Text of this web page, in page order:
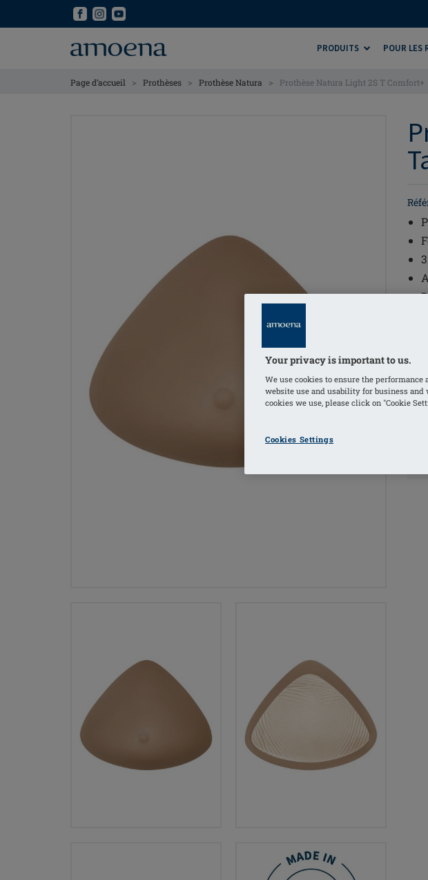
PRODUITS POUR LES
Page d’accueil > Prothèses > Prothèse Natura > Prothèse Natura Light 2S T Comfort+
Your privacy is important to us.
We use cookies to ensure the
website use and usability for business
cookies we use, please click on "Cookie
Cookies Settings